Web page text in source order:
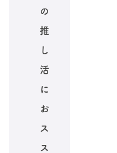
の
推
し
活
に
お
ス
ス